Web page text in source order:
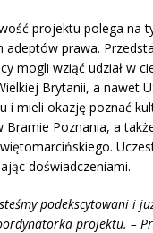
projektu polega na
adeptów prawa.
mogli wziąć udział w
Brytanii, a nawet
i mieli okazję poznać
Bramie Poznania, a
doświadczeniami.
podekscytowani i
projektu. –